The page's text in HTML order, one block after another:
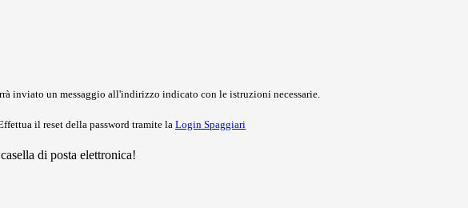
inviato un messaggio all'indirizzo indicato con le istruzioni necessarie.
il reset della password tramite la Login Spaggiari
di posta elettronica!